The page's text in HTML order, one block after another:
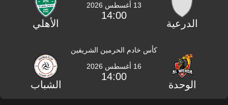
الدرعية
13 أغسطس 2026
14:00
الأهلي
كأس خادم الحرمين الشريفين
الوحدة
16 أغسطس 2026
14:00
الشباب